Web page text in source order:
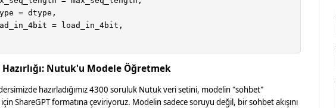
= dtype,
= load_in_4bit,
Nutuk'u Modele Öğretmek
hazırladığımız 4300 soruluk Nutuk veri setini, modelin "sohbet"
ShareGPT formatına çeviriyoruz. Modelin sadece soruyu değil, bir sohbet akışını